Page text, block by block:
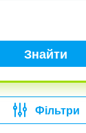
Знайти
Фільтри